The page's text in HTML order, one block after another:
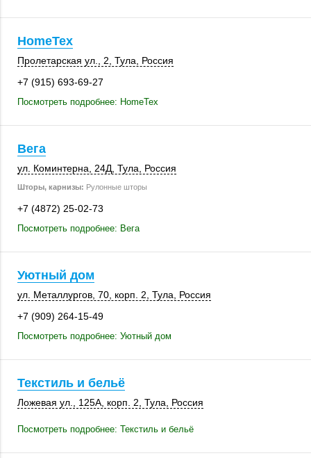
HomeTex
Пролетарская ул., 2 Тула
Россия
+7 (915) 693-69-27
Посмотреть подробнее: HomeTex
Вега
ул. Коминтерна 24Д Тула Россия
Шторы, карнизы: Рулонные шторы
+7 (4872) 25-02-73
Посмотреть подробнее: Вега
Уютный дом
ул. Металлургов, 70 корп. 2 Тула
Россия
+7 (909) 264-15-49
Посмотреть подробнее: Уютный дом
Текстиль и бельё
Ложевая ул. 125А корп. 2 Тула Россия
Посмотреть подробнее: Текстиль и бельё